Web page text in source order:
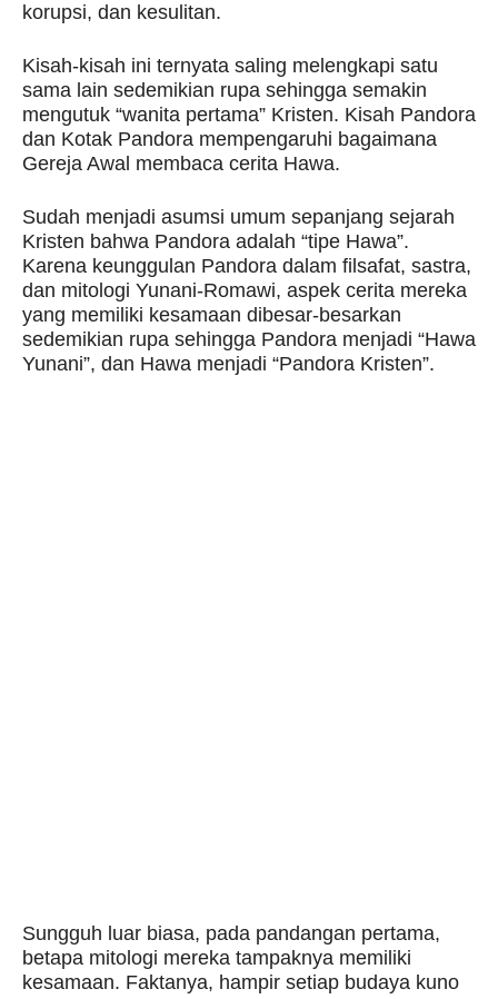
korupsi, dan kesulitan.
Kisah-kisah ini ternyata saling melengkapi satu
sama lain sedemikian rupa sehingga semakin
mengutuk “wanita pertama” Kristen. Kisah Pandora
dan Kotak Pandora mempengaruhi bagaimana
Gereja Awal membaca cerita Hawa.
Sudah menjadi asumsi umum sepanjang sejarah
Kristen bahwa Pandora adalah “tipe Hawa”.
Karena keunggulan Pandora dalam filsafat, sastra,
dan mitologi Yunani-Romawi, aspek cerita mereka
yang memiliki kesamaan dibesar-besarkan
sedemikian rupa sehingga Pandora menjadi “Hawa
Yunani”, dan Hawa menjadi “Pandora Kristen”.
Sungguh luar biasa, pada pandangan pertama,
betapa mitologi mereka tampaknya memiliki
kesamaan. Faktanya, hampir setiap budaya kuno